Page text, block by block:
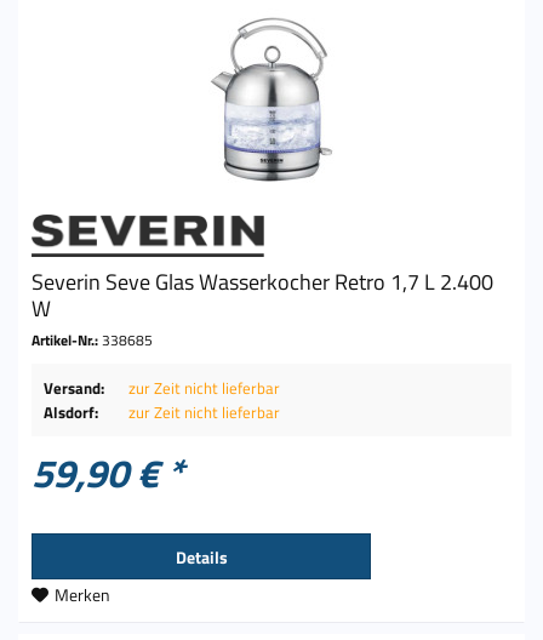
Severin Seve Glas Wasserkocher Retro 1,7 L 2.400
W
Artikel-Nr.:338685
Versand:
zur Zeit nicht lieferbar
Alsdorf:
zur Zeit nicht lieferbar
59,90 € *
Details
Merken